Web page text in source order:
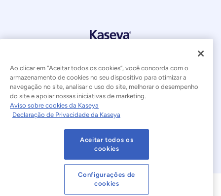
Português Brasileiro
Declaração sobre a Escravidão Moderna Legal
Termos de Uso do Site
Mapa do site Cookies Settings
Aviso sobre cookies
Ao clicar em “Aceitar todos os cookies”, você concorda com o
armazenamento de cookies no seu dispositivo para otimizar a
navegação no site, analisar o uso do site, melhorar o desempenho
do site e apoiar nossas iniciativas de marketing.
Aviso sobre cookies da Kaseya
Declaração de Privacidade da Kaseya
Aceitar todos os
cookies
Configurações de
cookies